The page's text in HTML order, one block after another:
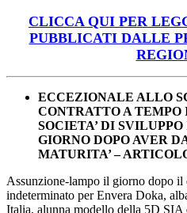
CLICCA QUI PER
PUBBLICATI DALLE
ECCEZIONALE ALLO
CONTRATTO A
SOCIETA’ DI
GIORNO DOPO AVER
MATURITA’ –
Assunzione-lampo il giorno dopo il
indeterminato per Envera Doka,
Italia, alunna modello della 5D